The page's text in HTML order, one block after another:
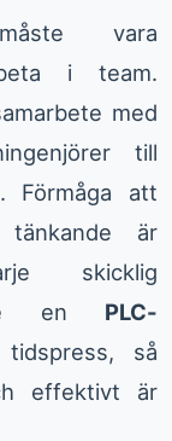
vara
i team.
med
till
Förmåga att
är
skicklig
en PLC-
så
effektivt är